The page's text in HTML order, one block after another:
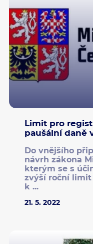
Limit pro
paušální daně
Do vnějšího
návrh zákona
kterým se s
zvýší roční
k ...
21. 5. 2022